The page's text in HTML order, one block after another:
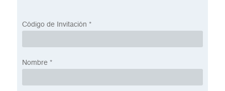
Código de Invitación *
Nombre *